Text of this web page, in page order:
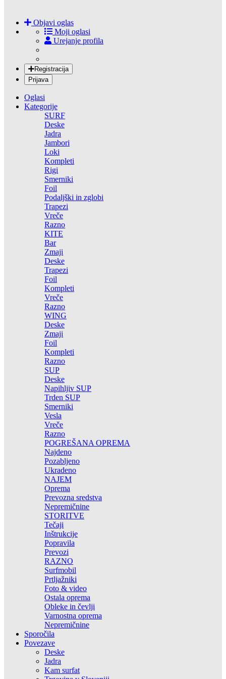
Objavi oglas
Moji oglasi
Urejanje profila
Registracija
Prijava
Oglasi
Kategorije
SURF
Deske
Jadra
Jambori
Loki
Kompleti
Rigi
Smerniki
Foil
Podaljški in zglobi
Trapezi
Vreče
Razno
KITE
Bar
Zmaji
Deske
Trapezi
Foil
Kompleti
Vreče
Razno
WING
Deske
Zmaji
Foil
Kompleti
Razno
SUP
Deske
Napihljiv SUP
Trden SUP
Smerniki
Vesla
Vreče
Razno
POGREŠANA OPREMA
Najdeno
Pozabljeno
Ukradeno
NAJEM
Oprema
Prevozna sredstva
Nepremičnine
STORITVE
Tečaji
Inštrukcije
Popravila
Prevozi
RAZNO
Surfmobil
Prtljažniki
Foto & video
Ostala oprema
Obleke in čevlji
Varnostna oprema
Nepremičnine
Sporočila
Povezave
Deske
Jadra
Kam surfat